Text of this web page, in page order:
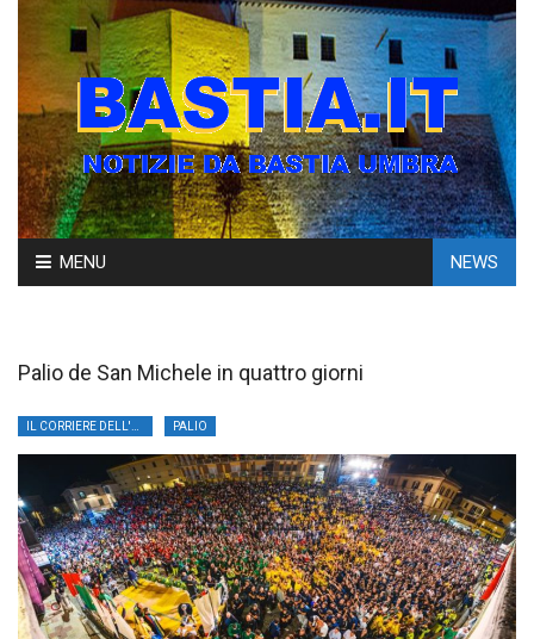
Skip
to
MENU NEWS
Palio de San Michele in quattro giorni
PALIO